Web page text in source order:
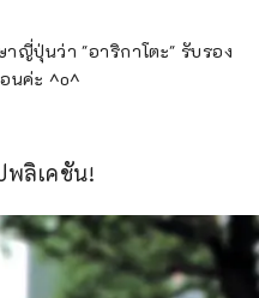
ญี่ปุ่นว่า "อาริกาโตะ" รับรอง
นค่ะ ^o^
ลิเคชัน!